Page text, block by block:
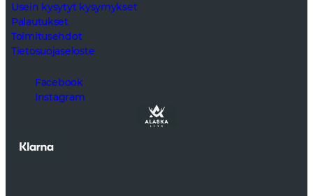
Usein kysytyt kysymykset
Palautukset
Toimitusehdot
Tietosuojaseloste
Facebook
Instagram